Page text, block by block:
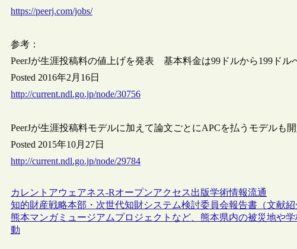
https://peerj.com/jobs/
参考：
PeerJが生涯投稿料の値上げを発表 基本料金は99ドルから199ドル
Posted 2016年2月16日
http://current.ndl.go.jp/node/30756
PeerJが生涯投稿料モデルに加えて論文ごとにAPCを払うモデルも
Posted 2015年10月27日
http://current.ndl.go.jp/node/29784
カレントアウェアネス-Rオープンアクセス出版学術情報流通
知的財産戦略本部・次世代知財システム検討委員会報告書（文献紹
熊本マンガミュージアムプロジェクトなど、熊本県内の被災地や
動